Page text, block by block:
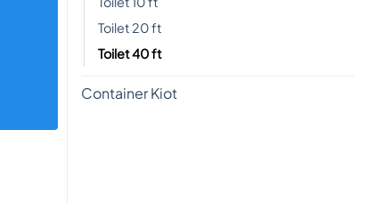
Toilet 20 ft
Toilet 40 ft
Container Kiot